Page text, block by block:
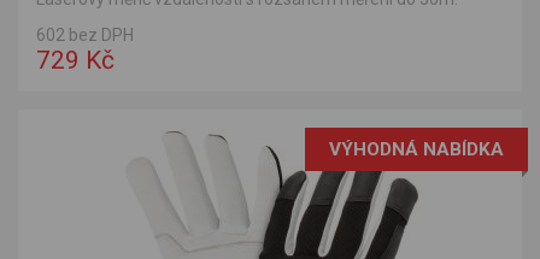
602 bez DPH
729 Kč
VÝHODNÁ NABÍDKA